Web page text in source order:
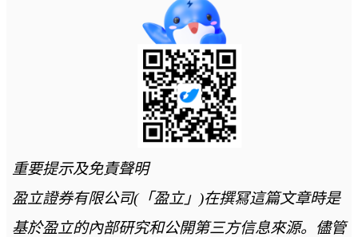
重要提示及免責聲明
盈立證券有限公司(「盈立」)在撰冩這篇文章時是
基於盈立的內部研究和公開第三方信息來源。儘管